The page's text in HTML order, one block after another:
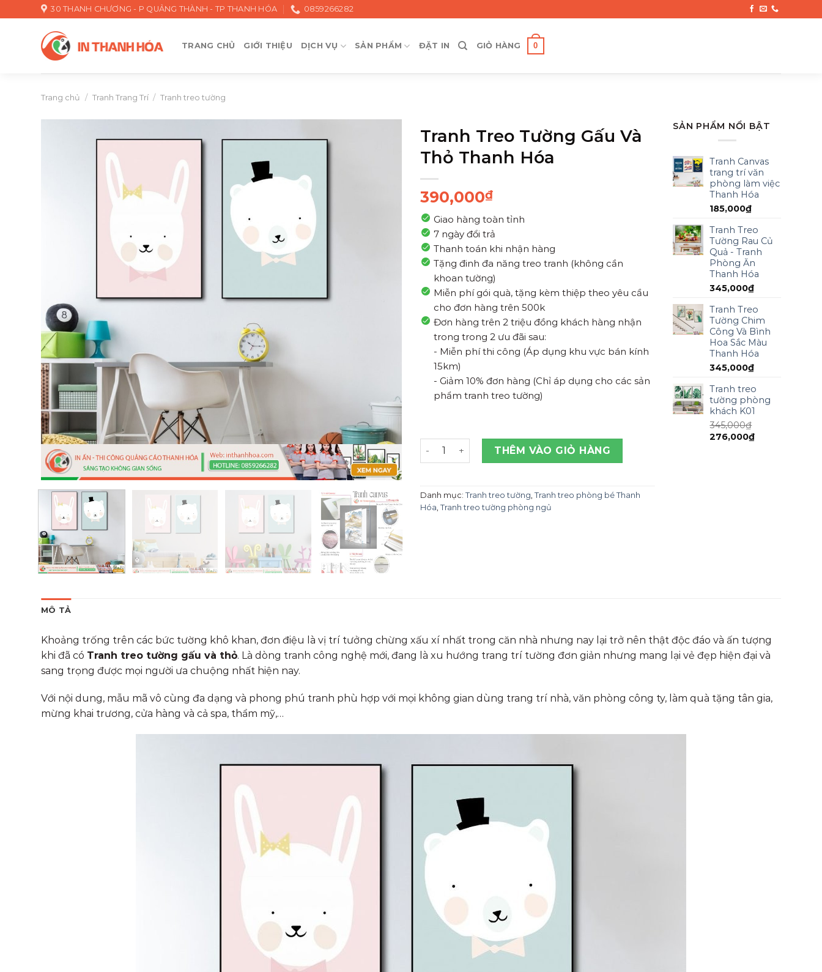
to
30 THANH CHƯƠNG - P QUẢNG THÀNH - TP THANH HÓA 0859266282
TRANG CHỦ GIỚI THIỆU DỊCH VỤ SẢN PHẨM ĐẶT IN GIỎ HÀNG 0
Trang chủ / Tranh Trang Trí / Tranh treo tường
Tranh Treo Tường Gấu Và
Thỏ Thanh Hóa
390,000₫
Giao hàng toàn tỉnh
7 ngày đổi trả
Thanh toán khi nhận hàng
Tặng đinh đa năng treo tranh (không cần
khoan tường)
Miễn phí gói quà, tặng kèm thiệp theo yêu cầu
cho đơn hàng trên 500k
Đơn hàng trên 2 triệu đồng khách hàng nhận
trong trong 2 ưu đãi sau:
- Miễn phí thi công (Áp dụng khu vực bán kính
15km)
- Giảm 10% đơn hàng (Chỉ áp dụng cho các sản
phẩm tranh treo tường)
Tranh Treo Tường Gấu Và Thỏ Thanh Hóa số lượng
THÊM VÀO GIỎ HÀNG
Danh mục: Tranh treo tường Tranh treo phòng bé Thanh
Hóa Tranh treo tường phòng ngủ
SẢN PHẨM NỔI BẬT
Tranh Canvas
trang trí văn
phòng làm việc
Thanh Hóa
185,000₫
Tranh Treo
Tường Rau Củ
Quả - Tranh
Phòng Ăn
Thanh Hóa
345,000₫
Tranh Treo
Tường Chim
Công Và Bình
Hoa Sắc Màu
Thanh Hóa
345,000₫
Tranh treo
tường phòng
khách K01
345,000₫
276,000₫
MÔ TẢ
Khoảng trống trên các bức tường khô khan, đơn điệu là vị trí tưởng chừng xấu xí nhất trong căn nhà nhưng nay lại trở nên thật độc đáo và ấn tượng
khi đã có Tranh treo tường gấu và thỏ. Là dòng tranh công nghệ mới, đang là xu hướng trang trí tường đơn giản nhưng mang lại vẻ đẹp hiện đại và
sang trọng được mọi người ưa chuộng nhất hiện nay.
Với nội dung, mẫu mã vô cùng đa dạng và phong phú tranh phù hợp với mọi không gian dùng trang trí nhà, văn phòng công ty, làm quà tặng tân gia,
mừng khai trương, cửa hàng và cả spa, thẩm mỹ,…